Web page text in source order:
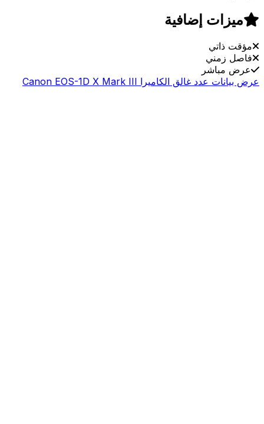
ميزات إضافية
مؤقت ذاتي
فاصل زمني
عرض مباشر
عرض بيانات عدد غالق الكاميرا Canon EOS-1D X Mark III